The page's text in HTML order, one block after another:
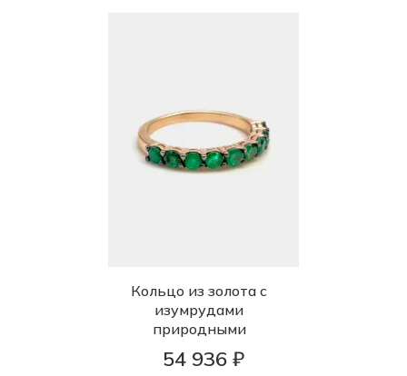
Кольцо из золота с
изумрудами
природными
54 936 ₽